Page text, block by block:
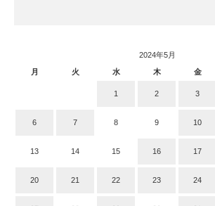
2024年5月
月
火 水 木 金
1 2 3
6 7 8 9 10
13 14 15 16 17
20 21 22 23 24